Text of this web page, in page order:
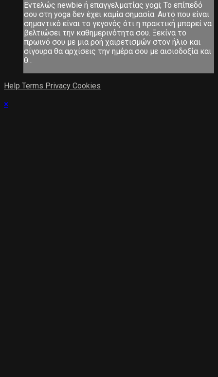
Εντελώς newbie ή επαγγελματίας yogi; Το επίπεδό
σου στη yoga δεν έχει καμία σημασία. Αυτό που είναι
σημαντικό είναι το γεγονός ότι η πρακτική μπορεί να
βελτιώσει την καθημερινότητα σου. Ξεκίνα το
πρωινό σου με μια ροή χαιρετισμών στον ήλιο και
σίγουρα θα αρχίσεις την ημέρα σου με αισιοδοξία και
θ...
Help Terms Privacy Cookies
×